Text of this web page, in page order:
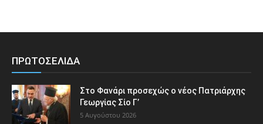
ΠΡΩΤΟΣΕΛΙΔΑ
Στο Φανάρι προσεχώς ο νέος Πατριάρχης
Γεωργίας Σίο Γ’
5 Αυγούστου 2026